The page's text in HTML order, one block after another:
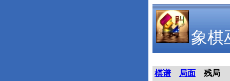
象棋
棋谱 局面
残局